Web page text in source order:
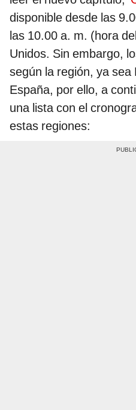
disponible desde las
las 10.00 a. m. (hora
Unidos. Sin embargo,
según la región, ya sea
España, por ello, a
una lista con el
estas regiones: